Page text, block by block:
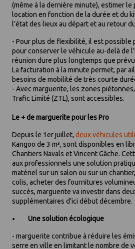
(même à la dernière minute), estimer le
location en fonction de la durée et du
l’état des lieux au départ et au retour
- Pour plus de flexibilité, il est possible
pour conserver le véhicule au-delà de
réunion dure plus longtemps que
La facturation à la minute permet, par
besoins de mobilité de très courte
- Avec marguerite, les zones
Trafic Limité (ZTL), sont accessibles.
Le + de marguerite pour les Pro
Depuis le 1er juillet, deux véhicules
Kangoo de 3 m³, sont disponibles en
Chantiers Navals et Vincent Gâche.
aux professionnels une solution
matériel sur un salon ou sur un
colis, acheter des fournitures
succès, marguerite va investir dans
supplémentaires d’ici début décembre.
Une solution écologique
- marguerite contribue à réduire les
serre en ville en limitant le nombre de